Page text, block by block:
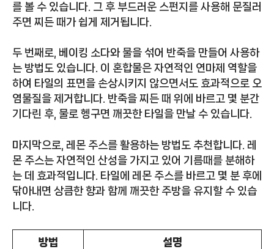
를 볼 수 있습니다. 그 후 부드러운 스펀지를 사용해 문질러
주면 찌든 때가 쉽게 제거됩니다.
두 번째로, 베이킹 소다와 물을 섞어 반죽을 만들어 사용하
는 방법도 있습니다. 이 혼합물은 자연적인 연마제 역할을
하여 타일의 표면을 손상시키지 않으면서도 효과적으로 오
염물질을 제거합니다. 반죽을 찌든 때 위에 바르고 몇 분간
기다린 후, 물로 헹구면 깨끗한 타일을 만날 수 있습니다.
마지막으로, 레몬 주스를 활용하는 방법도 추천합니다. 레
몬 주스는 자연적인 산성을 가지고 있어 기름때를 분해하
는 데 효과적입니다. 타일에 레몬 주스를 바르고 몇 분 후에
닦아내면 상큼한 향과 함께 깨끗한 주방을 유지할 수 있습
니다.
방법 설명